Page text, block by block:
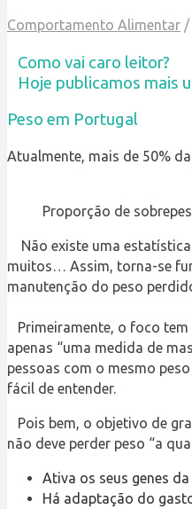
Comportamento Alimentar /
Como vai caro leitor?
Hoje publicamos mais
Peso em Portugal
Atualmente, mais de 50%
Proporção de
Não existe uma estatística
muitos… Assim, torna-se
manutenção do peso
Primeiramente, o foco tem
apenas “uma medida de
pessoas com o mesmo
fácil de entender.
Pois bem, o objetivo de
não deve perder peso “a
Ativa os seus genes
Há adaptação do